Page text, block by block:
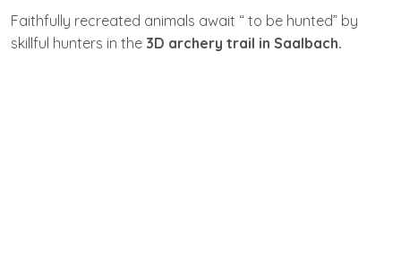
Faithfully recreated animals await “ to be hunted” by
skillful hunters in the 3D archery trail in Saalbach.